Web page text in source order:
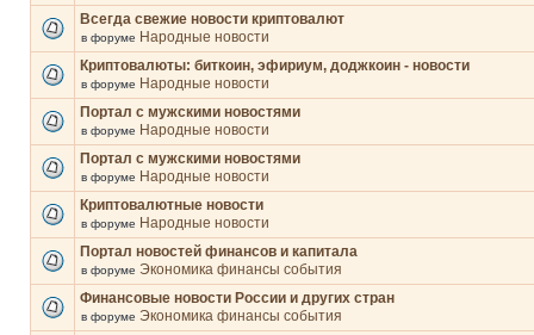
Всегда свежие новости криптовалют
в форуме Народные новости
Криптовалюты: биткоин, эфириум, доджкоин - новости
в форуме Народные новости
Портал с мужскими новостями
в форуме Народные новости
Портал с мужскими новостями
в форуме Народные новости
Криптовалютные новости
в форуме Народные новости
Портал новостей финансов и капитала
в форуме Экономика финансы события
Финансовые новости России и других стран
в форуме Экономика финансы события